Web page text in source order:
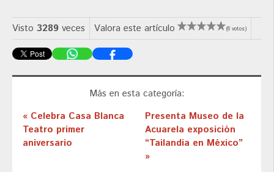
Visto 3289 veces Valora este artículo (6 votos)
Más en esta categoría:
« Celebra Casa Blanca
Teatro primer
aniversario
Presenta Museo de la
Acuarela exposición
“Tailandia en México”
»